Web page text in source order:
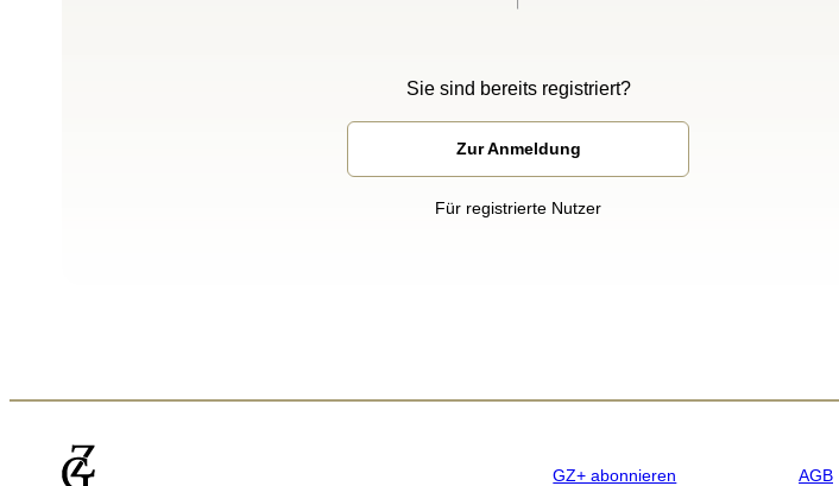
Sie sind bereits registriert?
Zur Anmeldung
Für registrierte Nutzer
GZ+ abonnieren AGB